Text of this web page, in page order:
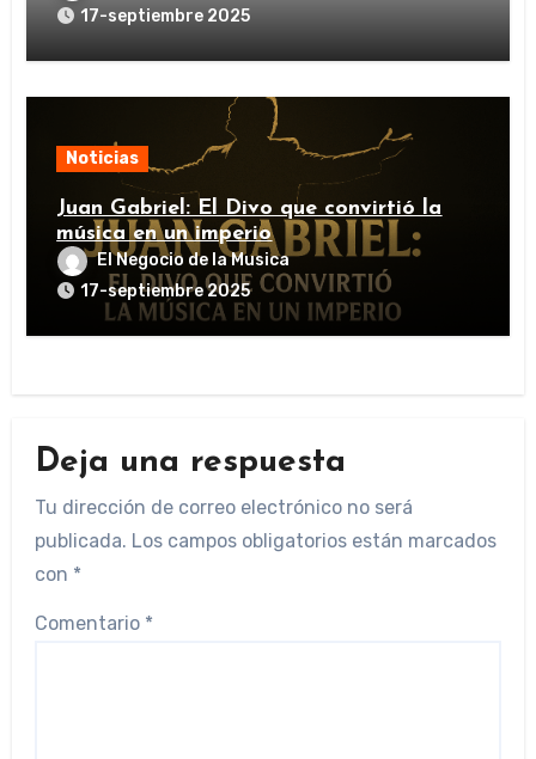
17-septiembre 2025
Noticias
Juan Gabriel: El Divo que convirtió la
música en un imperio
El Negocio de la Musica
17-septiembre 2025
Deja una respuesta
Tu dirección de correo electrónico no será
publicada. Los campos obligatorios están marcados
con *
Comentario *